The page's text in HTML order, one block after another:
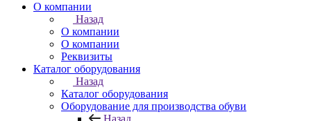
О компании
Назад
О компании
О компании
Реквизиты
Каталог оборудования
Назад
Каталог оборудования
Оборудование для производства обуви
Назад